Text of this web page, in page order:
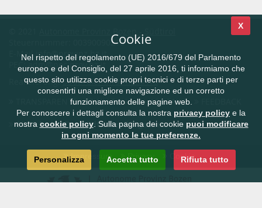
Steuernummer: 00390090215
E-Mail info@provinz.bz.it
PEC:adm@pec.prov.bz.it
Realisierung:Südtiroler Informatik AG
TRANSPARENTE VERWALTUNG
KONTAKT
CIVIS.bz.it - Das Südtiroler Bürgernetz
Impressum Privacy Cookie
X
Cookie
Nel rispetto del regolamento (UE) 2016/679 del Parlamento
europeo e del Consiglio, del 27 aprile 2016, ti informiamo che
questo sito utilizza cookie propri tecnici e di terze parti per
consentirti una migliore navigazione ed un corretto
funzionamento delle pagine web.
Per conoscere i dettagli consulta la nostra privacy policy e la
nostra cookie policy. Sulla pagina dei cookie puoi modificare
in ogni momento le tue preferenze.
Personalizza Accetta tutto Rifiuta tutto